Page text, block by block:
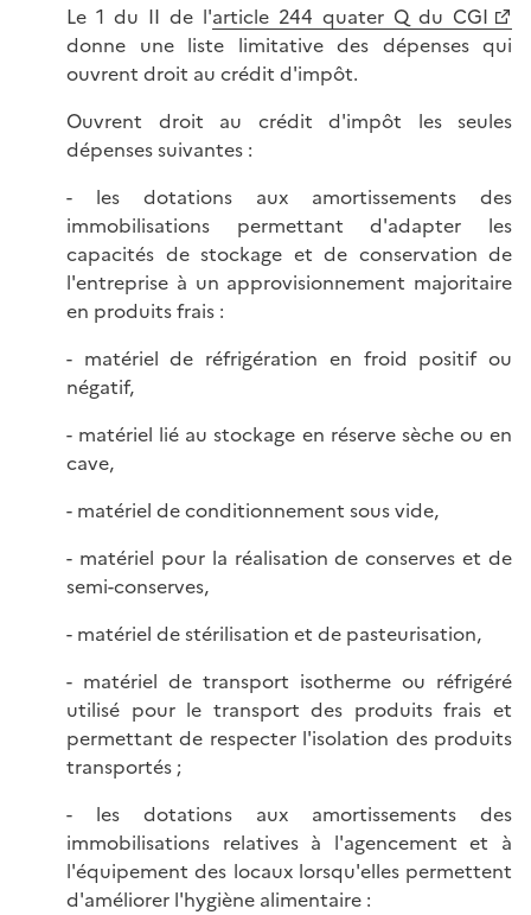
Le 1 du II de l'article 244 quater Q du CGI
donne une liste limitative des dépenses qui
ouvrent droit au crédit d'impôt.
Ouvrent droit au crédit d'impôt les seules
dépenses suivantes :
- les dotations aux amortissements des
immobilisations permettant d'adapter les
capacités de stockage et de conservation de
l'entreprise à un approvisionnement majoritaire
en produits frais :
- matériel de réfrigération en froid positif ou
négatif,
- matériel lié au stockage en réserve sèche ou en
cave,
- matériel de conditionnement sous vide,
- matériel pour la réalisation de conserves et de
semi-conserves,
- matériel de stérilisation et de pasteurisation,
- matériel de transport isotherme ou réfrigéré
utilisé pour le transport des produits frais et
permettant de respecter l'isolation des produits
transportés ;
- les dotations aux amortissements des
immobilisations relatives à l'agencement et à
l'équipement des locaux lorsqu'elles permettent
d'améliorer l'hygiène alimentaire :